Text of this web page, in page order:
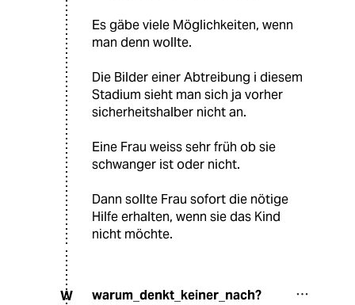
Es gäbe viele Möglichkeiten, wenn
man denn wollte.
Die Bilder einer Abtreibung i diesem
Stadium sieht man sich ja vorher
sicherheitshalber nicht an.
Eine Frau weiss sehr früh ob sie
schwanger ist oder nicht.
Dann sollte Frau sofort die nötige
Hilfe erhalten, wenn sie das Kind
nicht möchte.
W warum_denkt_keiner_nach?